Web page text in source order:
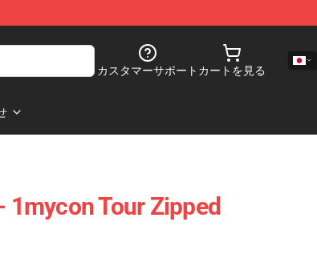
カスタマーサポート カートを見る
Tour Zipped